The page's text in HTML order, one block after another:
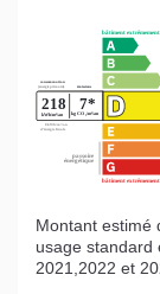
Montant estimé
usage standard
2021,2022 et